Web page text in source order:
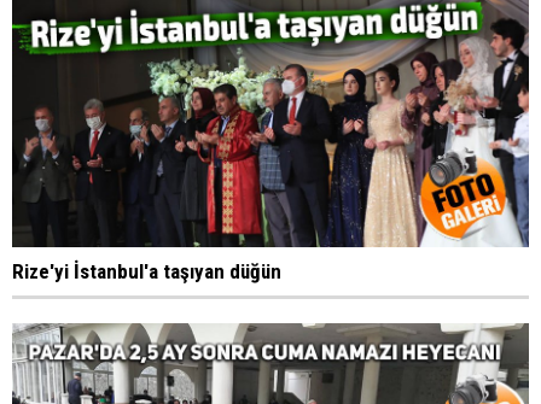
Rize'yi İstanbul'a taşıyan düğün